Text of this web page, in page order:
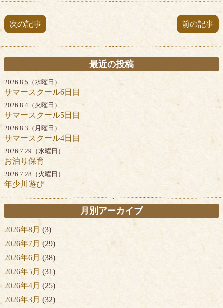
次の記事 前の記事
最近の投稿
2026.8.5（水曜日）
サマースクール6日目
2026.8.4（火曜日）
サマースクール5日目
2026.8.3（月曜日）
サマースクール4日目
2026.7.29（水曜日）
お泊り保育
2026.7.28（火曜日）
年少川遊び
月別アーカイブ
2026年8月 (3)
2026年7月 (29)
2026年6月 (38)
2026年5月 (31)
2026年4月 (25)
2026年3月 (32)